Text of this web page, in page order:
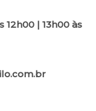
12h00 | 13h00 às